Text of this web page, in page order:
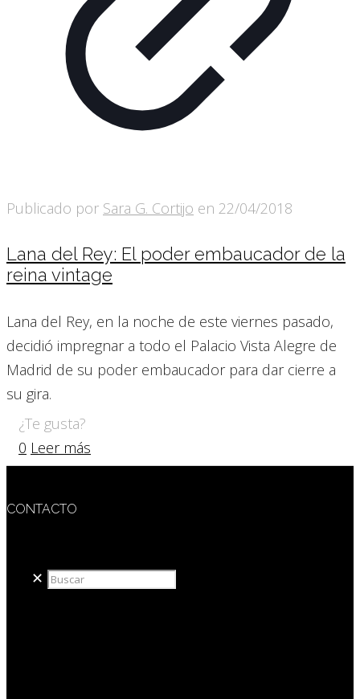
Publicado por Sara G. Cortijo en 22/04/2018
Lana del Rey: El poder embaucador de la
reina vintage
Lana del Rey, en la noche de este viernes pasado,
decidió impregnar a todo el Palacio Vista Alegre de
Madrid de su poder embaucador para dar cierre a
su gira.
¿Te gusta?
0 Leer más
CONTACTO
✕